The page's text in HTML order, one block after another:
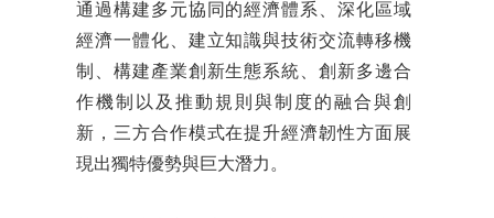
通過構建多元協同的經濟體系、深化區域
經濟一體化、建立知識與技術交流轉移機
制、構建產業創新生態系統、創新多邊合
作機制以及推動規則與制度的融合與創
新，三方合作模式在提升經濟韌性方面展
現出獨特優勢與巨大潛力。